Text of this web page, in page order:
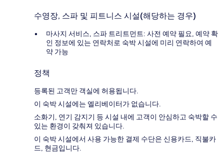
수영장, 스파 및 피트니스 시설(해당하는 경우)
마사지 서비스, 스파 트리트먼트: 사전 예약 필요, 예약 확
인 정보에 있는 연락처로 숙박 시설에 미리 연락하여 예
약 가능
정책
등록된 고객만 객실에 허용됩니다.
이 숙박 시설에는 엘리베이터가 없습니다.
소화기, 연기 감지기 등 시설 내에 고객이 안심하고 숙박할 수
있는 환경이 갖춰져 있습니다.
이 숙박 시설에서 사용 가능한 결제 수단은 신용카드, 직불카
드, 현금입니다.